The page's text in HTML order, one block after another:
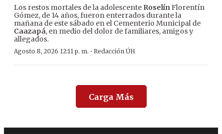
Los restos mortales de la adolescente RoselínFlorentín
Gómez, de 14 años, fueron enterrados durante la
mañana de este sábado en el Cementerio Municipal de
Caazapá, en medio del dolor de familiares, amigos y
allegados.
Agosto 8, 2026 12:11 p. m. · Redacción ÚH
Carga Más